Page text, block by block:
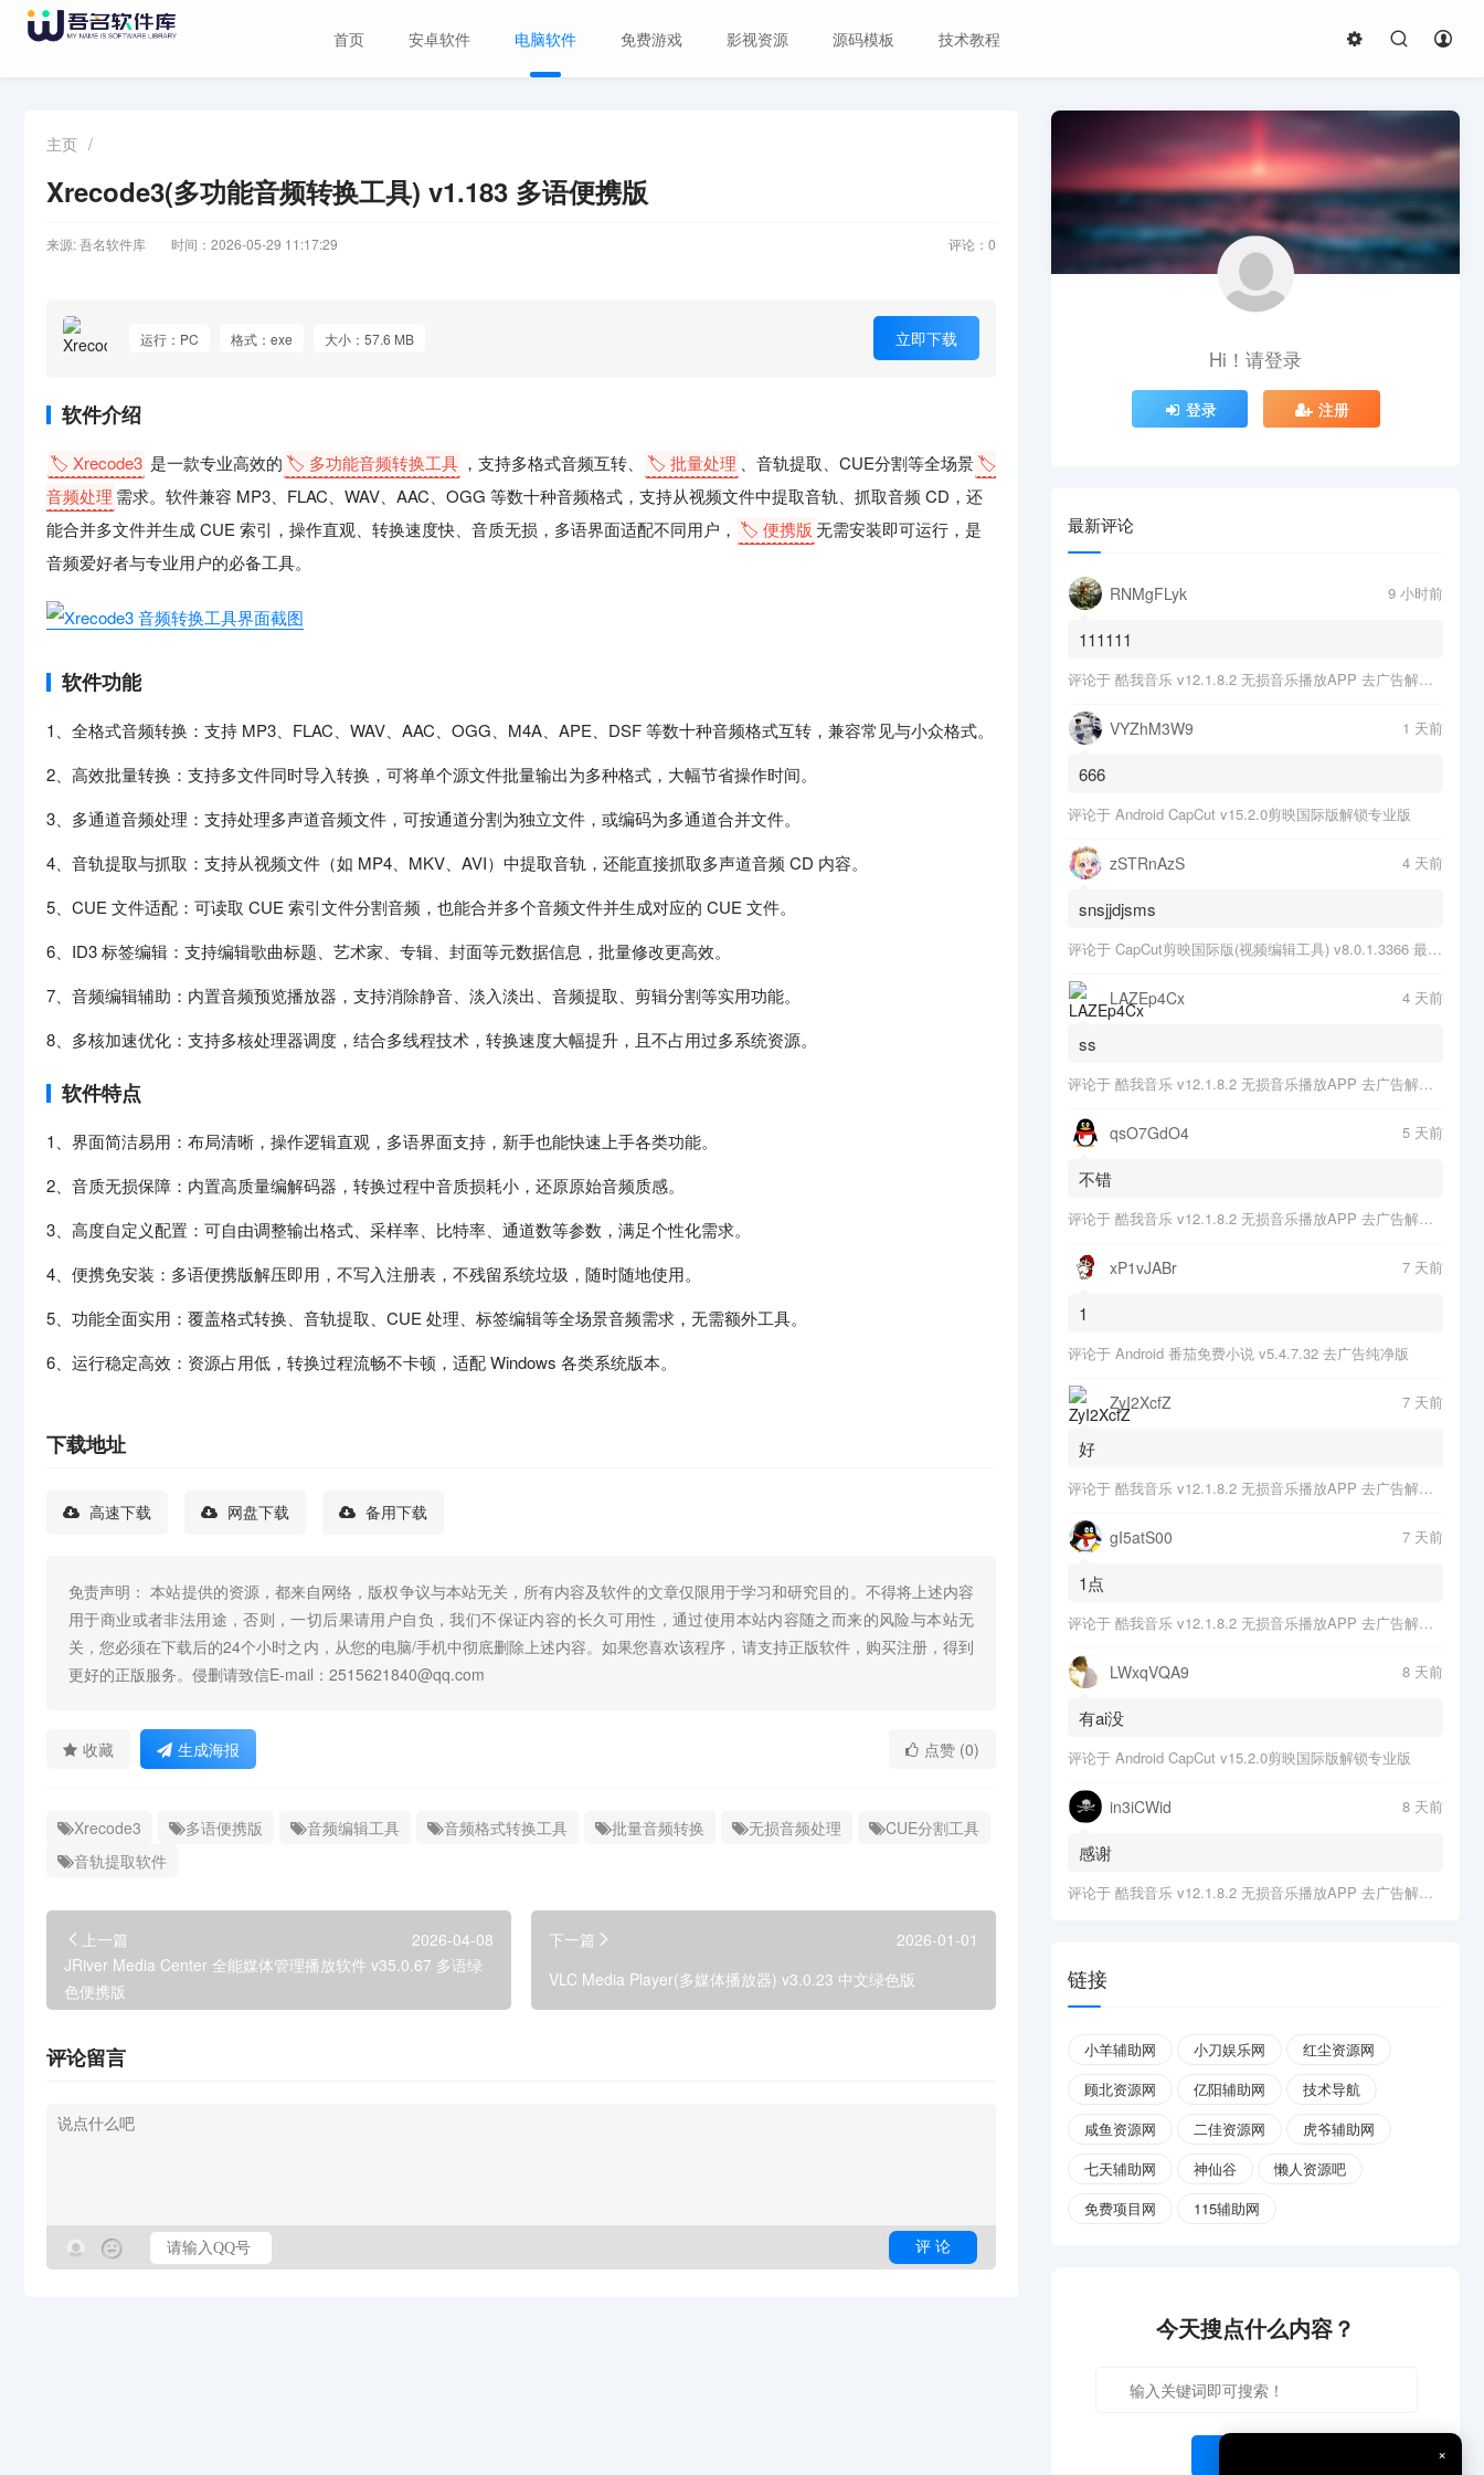
首页 安卓软件 电脑软件 免费游戏 影视资源 源码模板 技术教程
主页 /
Xrecode3(多功能音频转换工具) v1.183 多语便携版
来源: 吾名软件库 时间：2026-05-29 11:17:29 评论： 0
运行：PC 格式：exe 大小：57.6 MB 立即下载
软件介绍
🏷️ Xrecode3 是一款专业高效的 🏷️ 多功能音频转换工具 ，支持多格式音频互转、 🏷️ 批量处理 、音轨提取、CUE分割等全场景🏷️
音频处理 需求。软件兼容 MP3、FLAC、WAV、AAC、OGG 等数十种音频格式，支持从视频文件中提取音轨、抓取音频 CD，还
能合并多文件并生成 CUE 索引，操作直观、转换速度快、音质无损，多语界面适配不同用户， 🏷️ 便携版无需安装即可运行，是
音频爱好者与专业用户的必备工具。
软件功能
1、全格式音频转换：支持 MP3、FLAC、WAV、AAC、OGG、M4A、APE、DSF 等数十种音频格式互转，兼容常见与小众格式。
2、高效批量转换：支持多文件同时导入转换，可将单个源文件批量输出为多种格式，大幅节省操作时间。
3、多通道音频处理：支持处理多声道音频文件，可按通道分割为独立文件，或编码为多通道合并文件。
4、音轨提取与抓取：支持从视频文件（如 MP4、MKV、AVI）中提取音轨，还能直接抓取多声道音频 CD 内容。
5、CUE 文件适配：可读取 CUE 索引文件分割音频，也能合并多个音频文件并生成对应的 CUE 文件。
6、ID3 标签编辑：支持编辑歌曲标题、艺术家、专辑、封面等元数据信息，批量修改更高效。
7、音频编辑辅助：内置音频预览播放器，支持消除静音、淡入淡出、音频提取、剪辑分割等实用功能。
8、多核加速优化：支持多核处理器调度，结合多线程技术，转换速度大幅提升，且不占用过多系统资源。
软件特点
1、界面简洁易用：布局清晰，操作逻辑直观，多语界面支持，新手也能快速上手各类功能。
2、音质无损保障：内置高质量编解码器，转换过程中音质损耗小，还原原始音频质感。
3、高度自定义配置：可自由调整输出格式、采样率、比特率、通道数等参数，满足个性化需求。
4、便携免安装：多语便携版解压即用，不写入注册表，不残留系统垃圾，随时随地使用。
5、功能全面实用：覆盖格式转换、音轨提取、CUE 处理、标签编辑等全场景音频需求，无需额外工具。
6、运行稳定高效：资源占用低，转换过程流畅不卡顿，适配 Windows 各类系统版本。
下载地址
高速下载 网盘下载 备用下载
免责声明： 本站提供的资源，都来自网络，版权争议与本站无关，所有内容及软件的文章仅限用于学习和研究目的。不得将上述内容
用于商业或者非法用途，否则，一切后果请用户自负，我们不保证内容的长久可用性，通过使用本站内容随之而来的风险与本站无
关，您必须在下载后的24个小时之内，从您的电脑/手机中彻底删除上述内容。如果您喜欢该程序，请支持正版软件，购买注册，得到
更好的正版服务。侵删请致信E-mail：2515621840@qq.com
收藏 生成海报 点赞 (0)
Xrecode3 多语便携版 音频编辑工具 音频格式转换工具 批量音频转换 无损音频处理
CUE分割工具
音轨提取软件
上一篇
2026-04-08
JRiver Media Center 全能媒体管理播放软件 v35.0.67 多语绿
色便携版
下一篇
2026-01-01
VLC Media Player(多媒体播放器) v3.0.23 中文绿色版
评论留言
Hi！请登录
登录 注册
最新评论
RNMgFLyk 9 小时前
111111
评论于 酷我音乐 v12.1.8.2 无损音乐播放APP 去广告解锁会员版
VYZhM3W9 1 天前
666
评论于 Android CapCut v15.2.0剪映国际版解锁专业版
zSTRnAzS 4 天前
snsjjdjsms
评论于 CapCut剪映国际版(视频编辑工具) v8.0.1.3366 最新版
LAZEp4Cx 4 天前
ss
评论于 酷我音乐 v12.1.8.2 无损音乐播放APP 去广告解锁会员版
qsO7GdO4 5 天前
不错
评论于 酷我音乐 v12.1.8.2 无损音乐播放APP 去广告解锁会员版
xP1vJABr 7 天前
1
评论于 Android 番茄免费小说 v5.4.7.32 去广告纯净版
ZyI2XcfZ 7 天前
好
评论于 酷我音乐 v12.1.8.2 无损音乐播放APP 去广告解锁会员版
gI5atS00 7 天前
1点
评论于 酷我音乐 v12.1.8.2 无损音乐播放APP 去广告解锁会员版
LWxqVQA9 8 天前
有ai没
评论于 Android CapCut v15.2.0剪映国际版解锁专业版
in3iCWid 8 天前
感谢
评论于 酷我音乐 v12.1.8.2 无损音乐播放APP 去广告解锁会员版
链接
小羊辅助网 小刀娱乐网
红尘资源网
顾北资源网
亿阳辅助网
技术导航
咸鱼资源网
二佳资源网
虎爷辅助网
七天辅助网
神仙谷
懒人资源吧
免费项目网
115辅助网
今天搜点什么内容？
×